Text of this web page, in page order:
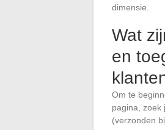
dimensie.
Wat
en
Om te
pagina, zoek
(verzonden